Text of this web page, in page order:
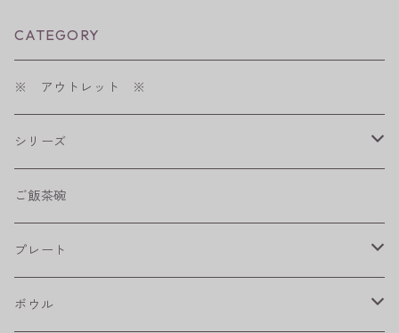
CATEGORY
※ アウトレット ※
シリーズ
shabby chic style
フラワーパレード
八角シリーズ
ご飯茶碗
プレート
楕円皿
ボウル